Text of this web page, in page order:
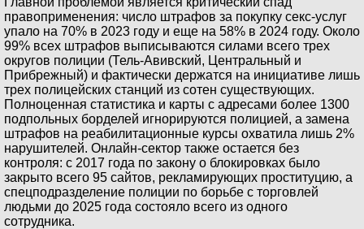
правоприменения: число штрафов за покупку секс-услуг
упало на 70% в 2023 году и еще на 58% в 2024 году. Около
99% всех штрафов выписываются силами всего трех
округов полиции (Тель-Авивский, Центральный и
Прибрежный) и фактически держатся на инициативе лишь
трех полицейских станций из сотен существующих.
Полноценная статистика и карты с адресами более 1300
подпольных борделей игнорируются полицией, а замена
штрафов на реабилитационные курсы охватила лишь 2%
нарушителей. Онлайн-сектор также остается без
контроля: с 2017 года по закону о блокировках было
закрыто всего 95 сайтов, рекламирующих проституцию, а
спецподразделение полиции по борьбе с торговлей
людьми до 2025 года состояло всего из одного
сотрудника.